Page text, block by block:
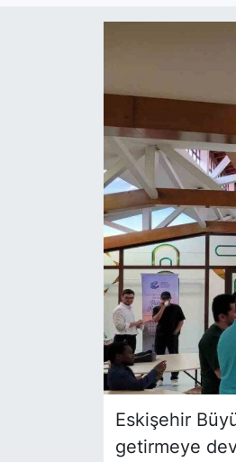
Eskişehir
getirmeye
Haberde insan
Tanıtım